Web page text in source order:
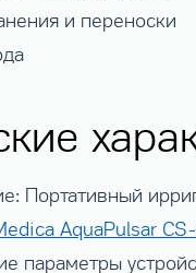
и переноски
Портативный
AquaPulsar
параметры